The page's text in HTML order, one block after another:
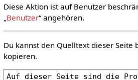
Diese Aktion ist auf Benutzer
„Benutzer“ angehören.
Du kannst den Quelltext dieser Seite
kopieren.